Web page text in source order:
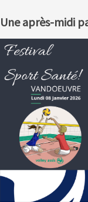
Une après-midi